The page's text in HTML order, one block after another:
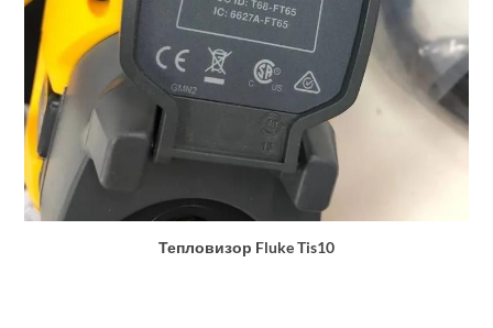
Тепловизор Fluke Tis10